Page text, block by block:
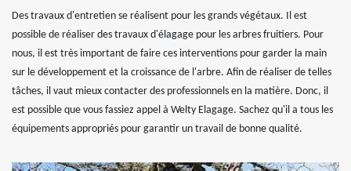
Des travaux d'entretien se réalisent pour les grands végétaux. Il est
possible de réaliser des travaux d'élagage pour les arbres fruitiers. Pour
nous, il est très important de faire ces interventions pour garder la main
sur le développement et la croissance de l'arbre. Afin de réaliser de telles
tâches, il vaut mieux contacter des professionnels en la matière. Donc, il
est possible que vous fassiez appel à Welty Elagage. Sachez qu'il a tous les
équipements appropriés pour garantir un travail de bonne qualité.